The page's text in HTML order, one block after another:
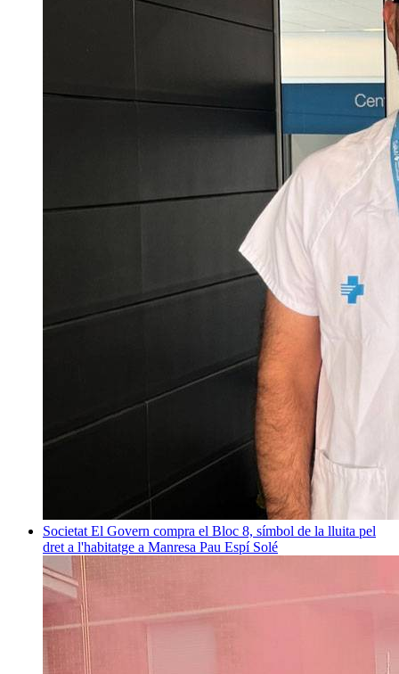
Societat El Govern compra el Bloc 8, símbol de la lluita pel
dret a l'habitatge a Manresa Pau Espí Solé